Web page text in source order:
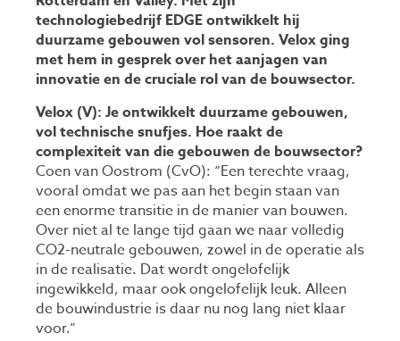
technologiebedrijf EDGE ontwikkelt hij
duurzame gebouwen vol sensoren. Velox ging
met hem in gesprek over het aanjagen van
innovatie en de cruciale rol van de bouwsector.
Velox (V): Je ontwikkelt duurzame gebouwen,
vol technische snufjes. Hoe raakt de
complexiteit van die gebouwen de bouwsector?
Coen van Oostrom (CvO): “Een terechte vraag,
vooral omdat we pas aan het begin staan van
een enorme transitie in de manier van bouwen.
Over niet al te lange tijd gaan we naar volledig
CO2-neutrale gebouwen, zowel in de operatie als
in de realisatie. Dat wordt ongelofelijk
ingewikkeld, maar ook ongelofelijk leuk. Alleen
de bouwindustrie is daar nu nog lang niet klaar
voor.”